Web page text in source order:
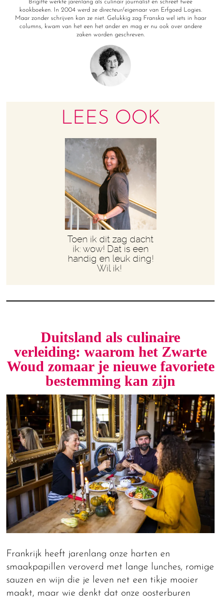
Brigitte werkte jarenlang als culinair journalist en schreef twee
kookboeken. In 2004 werd ze directeur/eigenaar van Erfgoed Logies.
Maar zonder schrijven kan ze niet. Gelukkig zag Franska wel iets in haar
columns, kwam van het een het ander en mag er nu ook over andere
zaken worden geschreven.
LEES OOK
Toen ik dit zag dacht
ik: wow! Dat is een
handig en leuk ding!
Wil ik!
Duitsland als culinaire
verleiding: waarom het Zwarte
Woud zomaar je nieuwe favoriete
bestemming kan zijn
Frankrijk heeft jarenlang onze harten en
smaakpapillen veroverd met lange lunches, romige
sauzen en wijn die je leven net een tikje mooier
maakt, maar wie denkt dat onze oosterburen